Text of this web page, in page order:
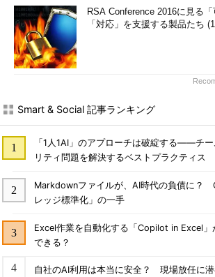
RSA Conference 2016に見る「
「対応」を支援する製品たち
Smart & Social 記事ランキング
「1人1AI」のアプローチは破綻する――チー
リティ問題を解決するベストプラクティス
Markdownファイルが、AI時代の負債に？
レッジ標準化」の一手
Excel作業を自動化する「Copilot in Excel
できる？
自社のAI利用は本当に安全？ 現場放任に潜